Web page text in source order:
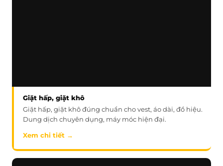
Giặt hấp, giặt khô
Giặt hấp, giặt khô đúng chuẩn cho vest, áo dài, đồ hiệu.
Dung dịch chuyên dụng, máy móc hiện đại.
Xem chi tiết →